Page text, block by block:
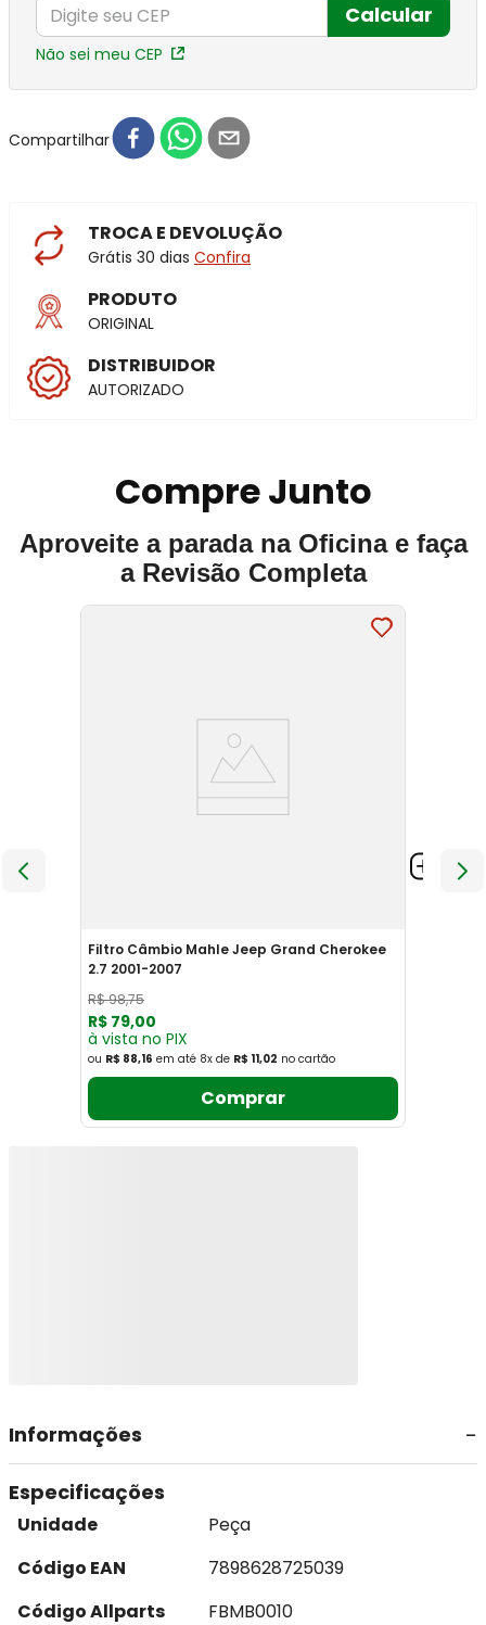
Calcular
Não sei meu CEP
Compartilhar
TROCA E DEVOLUÇÃO
Grátis 30 dias Confira
PRODUTO
ORIGINAL
DISTRIBUIDOR
AUTORIZADO
Compre Junto
Aproveite a parada na Oficina e faça
a Revisão Completa
Filtro Câmbio Mahle Jeep Grand Cherokee
2.7 2001-2007
R$98,75
R$ 79,00
à vista no PIX
ou R$ 88,16 em até 8x de R$ 11,02 no cartão
Comprar
Informações
Especificações
Unidade
Peça
Código EAN
7898628725039
Código Allparts
FBMB0010